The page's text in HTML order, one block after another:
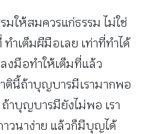
ให้สมควรแก่ธรรม ไม่ใช่
ำเต็มผีมือเลย เท่าที่ทำได้
งมือทำให้เต็มที่แล้ว
ตินี้ถ้าบุญบารมีเรามากพอ
ถ้าบุญบารมียังไม่พอ เรา
าวนาง่าย แล้วก็มีบุญได้